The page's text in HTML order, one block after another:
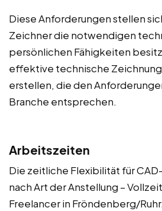
Diese Anforderungen stellen
Zeichner die notwendigen
persönlichen Fähigkeiten
effektive technische
erstellen, die den
Branche entsprechen.
Arbeitszeiten
Die zeitliche Flexibilität für
nach Art der Anstellung –
Freelancer in Fröndenberg/